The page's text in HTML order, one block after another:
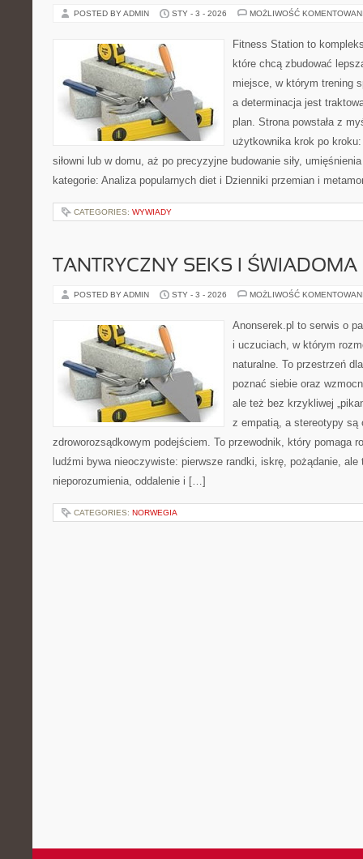
POSTED BY ADMIN STY - 3 - 2026 MOŻLIWOŚĆ
Fitness Station to
które chcą zbudować
miejsce, w którym trening
a determinacja jest
plan. Strona powstała z
użytkownika krok po
siłowni lub w domu, aż po precyzyjne budowanie siły,
kategorie: Analiza popularnych diet i Dzienniki przemian i
CATEGORIES: WYWIADY
TANTRYCZNY SEKS I
POSTED BY ADMIN STY - 3 - 2026 MOŻLIWOŚĆ
Anonserek.pl to serwis o
i uczuciach, w którym
naturalne. To przestrzeń
poznać siebie oraz
ale też bez krzykliwej
z empatią, a stereotypy są
zdroworozsądkowym podejściem. To przewodnik, który pomaga
ludźmi bywa nieoczywiste: pierwsze randki, iskrę, pożądanie, ale
nieporozumienia, oddalenie i […]
CATEGORIES: NORWEGIA